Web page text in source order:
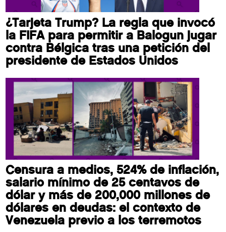
¿Tarjeta Trump? La regla que invocó
la FIFA para permitir a Balogun jugar
contra Bélgica tras una petición del
presidente de Estados Unidos
Censura a medios, 524% de inflación,
salario mínimo de 25 centavos de
dólar y más de 200,000 millones de
dólares en deudas: el contexto de
Venezuela previo a los terremotos